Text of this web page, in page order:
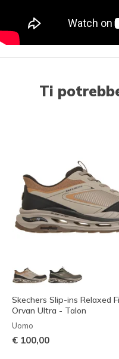
Ti
Skechers Slip-ins Relaxed
Orvan Ultra - Talon
Uomo
€ 100,00